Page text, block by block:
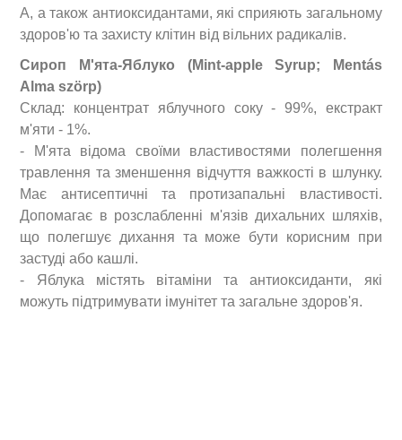
A, а також антиоксидантами, які сприяють загальному
здоров'ю та захисту клітин від вільних радикалів.
Сироп М'ята-Яблуко (Mint-apple Syrup; Mentás
Alma szörp)
Склад: концентрат яблучного соку - 99%, екстракт
м'яти - 1%.
- М'ята відома своїми властивостями полегшення
травлення та зменшення відчуття важкості в шлунку.
Має антисептичні та протизапальні властивості.
Допомагає в розслабленні м'язів дихальних шляхів,
що полегшує дихання та може бути корисним при
застуді або кашлі.
- Яблука містять вітаміни та антиоксиданти, які
можуть підтримувати імунітет та загальне здоров'я.